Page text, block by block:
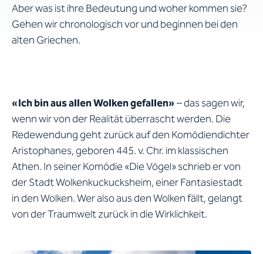
Aber was ist ihre Bedeutung und woher kommen sie?
Gehen wir chronologisch vor und beginnen bei den
alten Griechen.
«Ich bin aus allen Wolken gefallen» – das sagen wir,
wenn wir von der Realität überrascht werden. Die
Redewendung geht zurück auf den Komödiendichter
Aristophanes, geboren 445. v. Chr. im klassischen
Athen. In seiner Komödie «Die Vögel» schrieb er von
der Stadt Wolkenkuckucksheim, einer Fantasiestadt
in den Wolken. Wer also aus den Wolken fällt, gelangt
von der Traumwelt zurück in die Wirklichkeit.